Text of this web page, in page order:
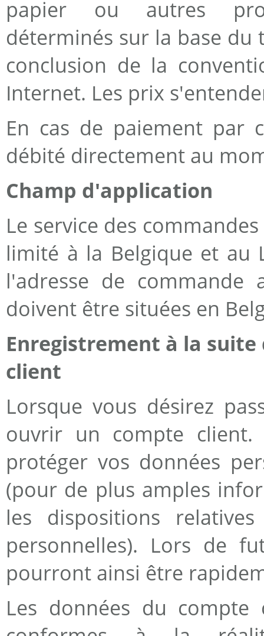
papier ou autres
déterminés sur la base
conclusion de la
Internet. Les prix
En cas de paiement par
débité directement au
Champ d'application
Le service des
limité à la Belgique et au
l'adresse de commande
doivent être situées en
Enregistrement à la
client
Lorsque vous désirez
ouvrir un compte client.
protéger vos données
(pour de plus amples
les dispositions
personnelles). Lors de
pourront ainsi être
Les données du